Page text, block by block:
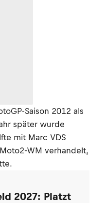
Saison 2012 als
später wurde
mit Marc VDS
WM verhandelt,
2027: Platzt